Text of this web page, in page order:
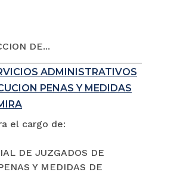
DE...
ADMINISTRATIVOS
PENAS Y MEDIDAS
el cargo de:
DE JUZGADOS DE
Y MEDIDAS DE